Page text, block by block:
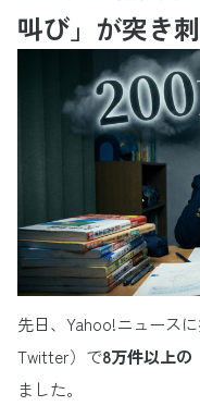
叫び」が突き
先日、Yahoo!ニュース
Twitter）で8万件以上の
ました。